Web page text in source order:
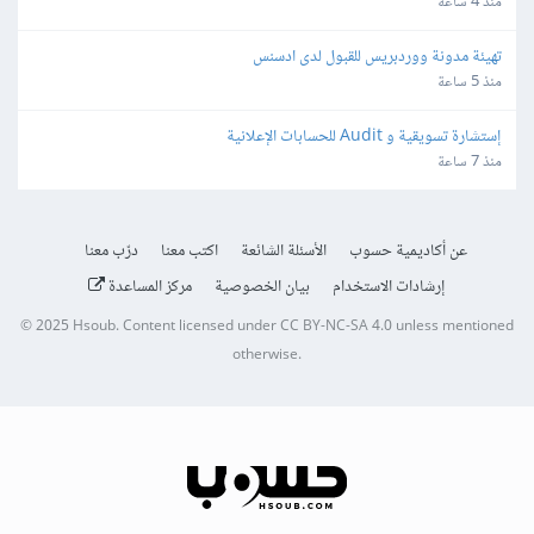
تهيئة مدونة ووردبريس للقبول لدى ادسنس
منذ 5 ساعة
إستشارة تسويقية و Audit للحسابات الإعلانية
منذ 7 ساعة
عن أكاديمية حسوب الأسئلة الشائعة اكتب معنا
درّب معنا
إرشادات الاستخدام
بيان الخصوصية مركز المساعدة
© 2025 Hsoub.Content licensed underCC BY-NC-SA 4.0unless mentioned
otherwise.